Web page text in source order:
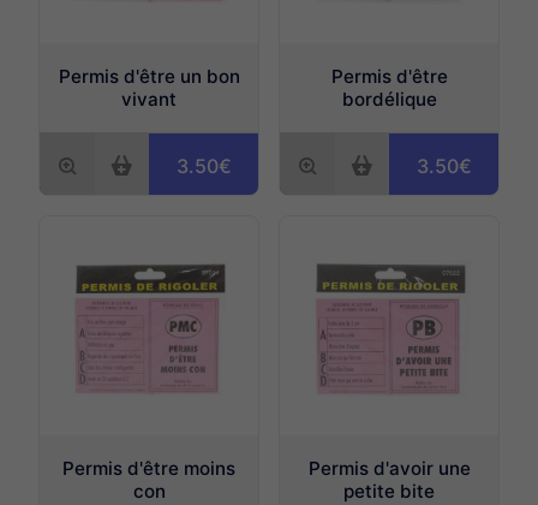
Permis d'être un bon
vivant
3.50€
Permis d'être
bordélique
3.50€
Permis d'être moins
con
Permis d'avoir une
petite bite